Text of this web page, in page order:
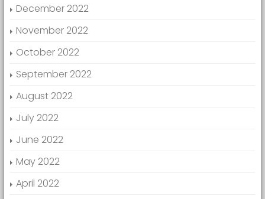
December 2022
November 2022
October 2022
September 2022
August 2022
July 2022
June 2022
May 2022
April 2022